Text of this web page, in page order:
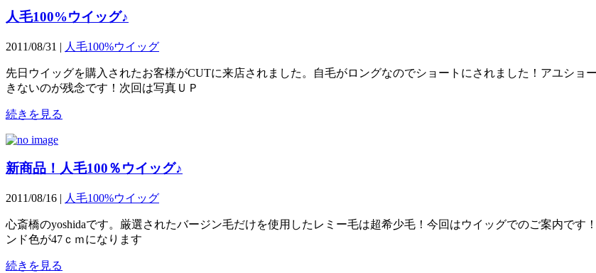
人毛100%ウイッグ♪
2011/08/31 | 人毛100%ウイッグ
先日ウイッグを購入されたお客様がCUTに来店されました。自毛がロングなのでショートにされました！アユシ
きないのが残念です！次回は写真ＵＰ
続きを見る
新商品！人毛100％ウイッグ♪
2011/08/16 | 人毛100%ウイッグ
心斎橋のyoshidaです。厳選されたバージン毛だけを使用したレミー毛は超希少毛！今回はウイッグでのご案内で
ンド色が47ｃｍになります
続きを見る